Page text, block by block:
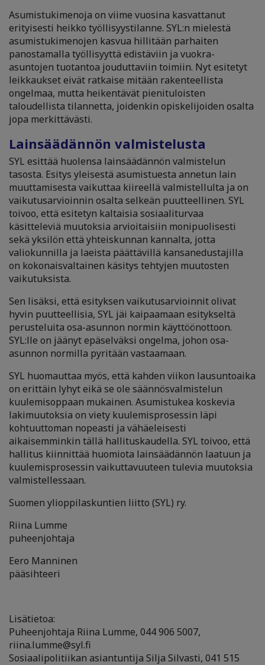
Asumistukimenoja on viime vuosina kasvattanut
erityisesti heikko työllisyystilanne. SYL:n mielestä
asumistukimenojen kasvua hillitään parhaiten
panostamalla työllisyyttä edistäviin ja vuokra-
asuntojen tuotantoa jouduttaviin toimiin. Nyt esitetyt
leikkaukset eivät ratkaise mitään rakenteellista
ongelmaa, mutta heikentävät pienituloisten
taloudellista tilannetta, joidenkin opiskelijoiden osalta
jopa merkittävästi.
Lainsäädännön valmistelusta
SYL esittää huolensa lainsäädännön valmistelun
tasosta. Esitys yleisestä asumistuesta annetun lain
muuttamisesta vaikuttaa kiireellä valmistellulta ja on
vaikutusarvioinnin osalta selkeän puutteellinen. SYL
toivoo, että esitetyn kaltaisia sosiaaliturvaa
käsitteleviä muutoksia arvioitaisiin monipuolisesti
sekä yksilön että yhteiskunnan kannalta, jotta
valiokunnilla ja laeista päättävillä kansanedustajilla
on kokonaisvaltainen käsitys tehtyjen muutosten
vaikutuksista.
Sen lisäksi, että esityksen vaikutusarvioinnit olivat
hyvin puutteellisia, SYL jäi kaipaamaan esitykseltä
perusteluita osa-asunnon normin käyttöönottoon.
SYL:lle on jäänyt epäselväksi ongelma, johon osa-
asunnon normilla pyritään vastaamaan.
SYL huomauttaa myös, että kahden viikon lausuntoaika
on erittäin lyhyt eikä se ole säännösvalmistelun
kuulemisoppaan mukainen. Asumistukea koskevia
lakimuutoksia on viety kuulemisprosessin läpi
kohtuuttoman nopeasti ja vähäeleisesti
aikaisemminkin tällä hallituskaudella. SYL toivoo, että
hallitus kiinnittää huomiota lainsäädännön laatuun ja
kuulemisprosessin vaikuttavuuteen tulevia muutoksia
valmistellessaan.
Suomen ylioppilaskuntien liitto (SYL) ry.
Riina Lumme
puheenjohtaja
Eero Manninen
pääsihteeri
Lisätietoa:
Puheenjohtaja Riina Lumme, 044 906 5007,
riina.lumme@syl.fi
Sosiaalipolitiikan asiantuntija Silja Silvasti, 041 515